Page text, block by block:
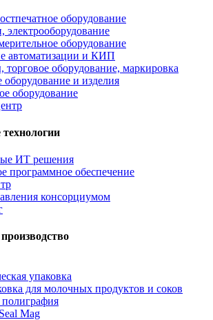
оборудование
электрооборудование
оборудование
автоматизации и КИП
торговое оборудование, маркировка
и изделия
оборудование
ИТ решения
программное обеспечение
консорциумом
упаковка
для молочных продуктов и соков
Mag